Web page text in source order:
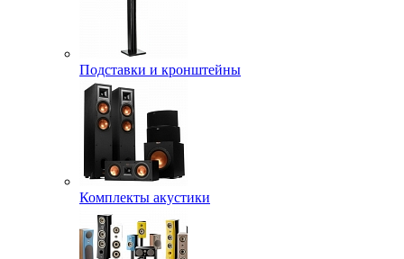
Подставки и кронштейны
Комплекты акустики